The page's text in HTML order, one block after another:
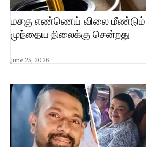
மசகு எண்ணெய் விலை மீண்டும்
முந்தைய நிலைக்கு சென்றது
June 25, 2026